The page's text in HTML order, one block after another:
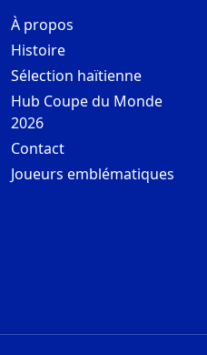
À propos
Histoire
Sélection haïtienne
Hub Coupe du Monde
2026
Contact
Joueurs emblématiques